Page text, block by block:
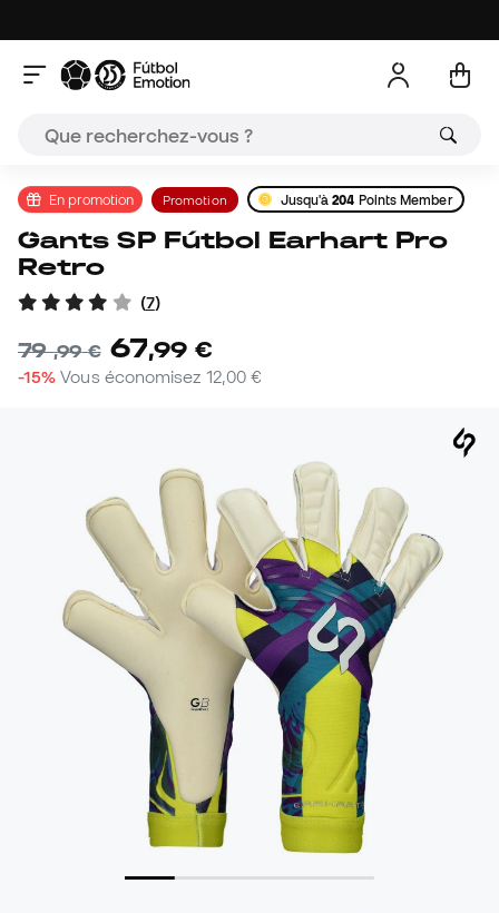
En promotion Promotion Jusqu'à204 Points Member
Gants SP Fútbol Earhart Pro
Retro
(7)
79,99 € 67,99 €
-15% Vous économisez 12,00 €